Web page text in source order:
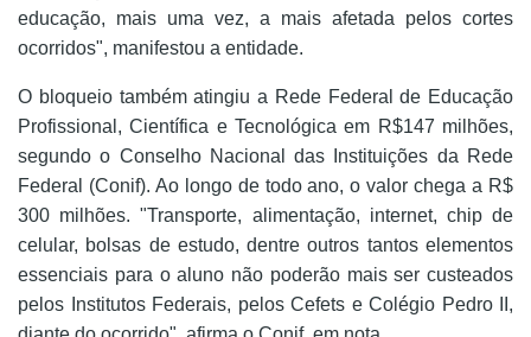
educação, mais uma vez, a mais afetada pelos cortes
ocorridos", manifestou a entidade.
O bloqueio também atingiu a Rede Federal de Educação
Profissional, Científica e Tecnológica em R$147 milhões,
segundo o Conselho Nacional das Instituições da Rede
Federal (Conif). Ao longo de todo ano, o valor chega a R$
300 milhões. "Transporte, alimentação, internet, chip de
celular, bolsas de estudo, dentre outros tantos elementos
essenciais para o aluno não poderão mais ser custeados
pelos Institutos Federais, pelos Cefets e Colégio Pedro II,